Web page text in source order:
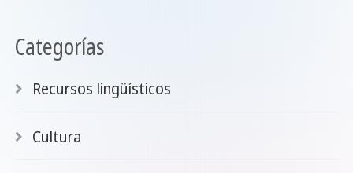
Categorías
Recursos lingüísticos
Cultura